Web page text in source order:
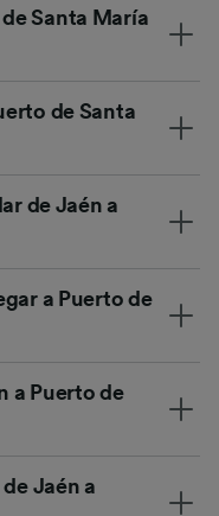
Santa María
de Santa
de Jaén a
a Puerto de
a Puerto de
Jaén a